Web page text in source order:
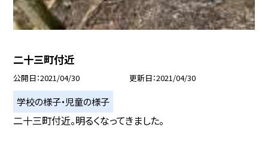
二十三町付近
公開日 2021/04/30 更新日 2021/04/30
学校の様子・児童の様子
二十三町付近。明るくなってきました。